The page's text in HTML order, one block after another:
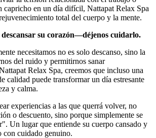
capricho en un día difícil, Nattapat Relax Spa
total del cuerpo y la mente.
su corazón—déjenos cuidarlo.
necesitamos no es solo descanso, sino la
del ruido y permitirnos sanar
Relax Spa, creemos que incluso una
calidad puede transformar un día estresante
y calma.
experiencias a las que querrá volver, no
o descuento, sino porque simplemente se
Un lugar que entiende su cuerpo cansado y
con cuidado genuino.